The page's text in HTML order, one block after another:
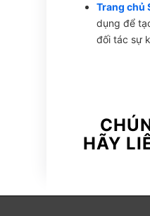
Trang chủ
dụng để
đối tác sự
HÃY